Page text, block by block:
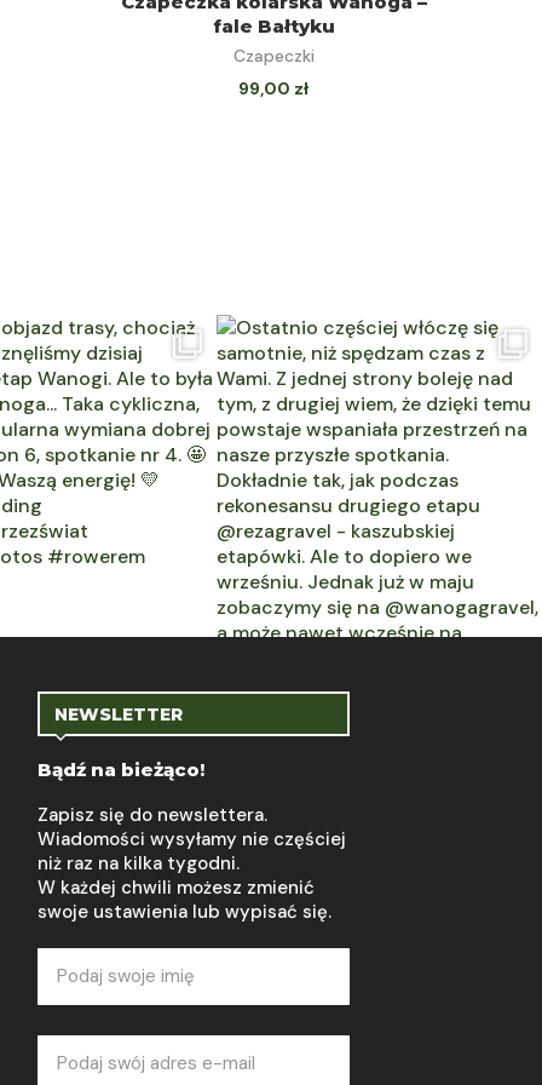
fale Bałtyku
Czapeczki
99,00 zł
NEWSLETTER
Bądź na bieżąco!
Zapisz się do newslettera.
Wiadomości wysyłamy nie częściej
niż raz na kilka tygodni.
W każdej chwili możesz zmienić
swoje ustawienia lub wypisać się.